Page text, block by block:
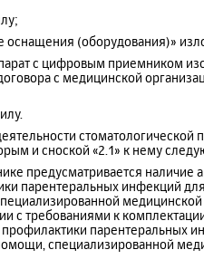
оснащения (оборудования)»
с цифровым приемником
с медицинской
и сноской «2.1» к нему
предусматривается
парентеральных инфекций
с требованиями к
парентеральных
специализированной